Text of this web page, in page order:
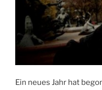
Ein neues Jahr hat